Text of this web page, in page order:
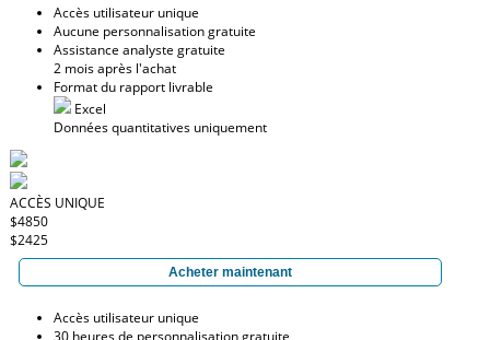
Accès utilisateur unique
Aucune personnalisation gratuite
Assistance analyste gratuite
2 mois après l'achat
Format du rapport livrable
Excel
Données quantitatives uniquement
ACCÈS UNIQUE
$4850
$2425
Acheter maintenant
Accès utilisateur unique
30 heures de personnalisation gratuite